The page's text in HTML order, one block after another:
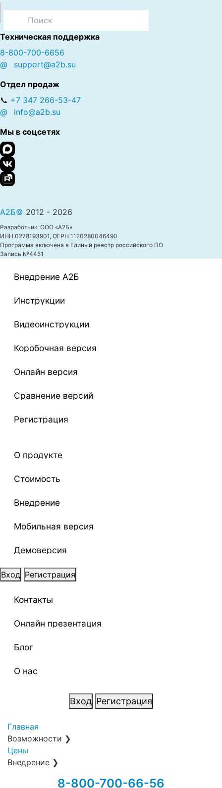
Техническая поддержка
8-800-700-6656
@
support@a2b.su
Отдел продаж
📞 +7 347 266-53-47
@
info@a2b.su
Мы в соцсетях
А2Б© 2012 - 2026
Разработчик: ООО «А2Б»
ИНН 0278193901, ОГРН 1120280046490
Программа включена в Единый реестр российского ПО
Запись №4451
Внедрение A2Б
Инструкции
Видеоинструкции
Коробочная версия
Онлайн версия
Сравнение версий
Регистрация
О продукте
Стоимость
Внедрение
Мобильная версия
Демоверсия
Вход Регистрация
Контакты
Онлайн презентация
Блог
О нас
Вход Регистрация
Главная
Возможности ❯
Цены
Внедрение ❯
8-800-700-66-56